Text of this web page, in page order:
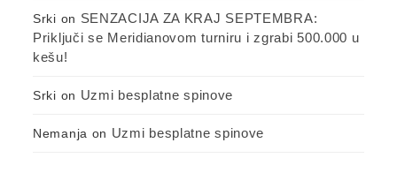
Srki on SENZACIJA ZA KRAJ SEPTEMBRA:
Priključi se Meridianovom turniru i zgrabi 500.000 u
kešu!
Srki on Uzmi besplatne spinove
Nemanja on Uzmi besplatne spinove